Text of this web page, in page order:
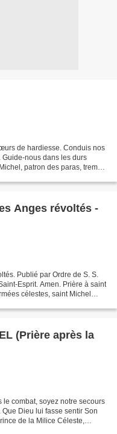
de hardiesse. Conduis nos
nous dans les durs
patron des paras, trempe
Anges révoltés -
Publié par Ordre de S. S.
Esprit. Amen. Prière à saint
célestes, saint Michel
(Prière après la
combat, soyez notre secours
Dieu lui fasse sentir Son
de la Milice Céleste,